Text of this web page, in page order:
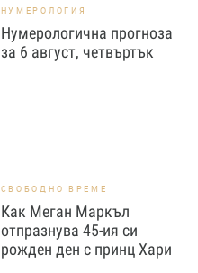
НУМЕРОЛОГИЯ
Нумерологична прогноза
за 6 август, четвъртък
СВОБОДНО ВРЕМЕ
Как Меган Маркъл
отпразнува 45-ия си
рожден ден с принц Хари